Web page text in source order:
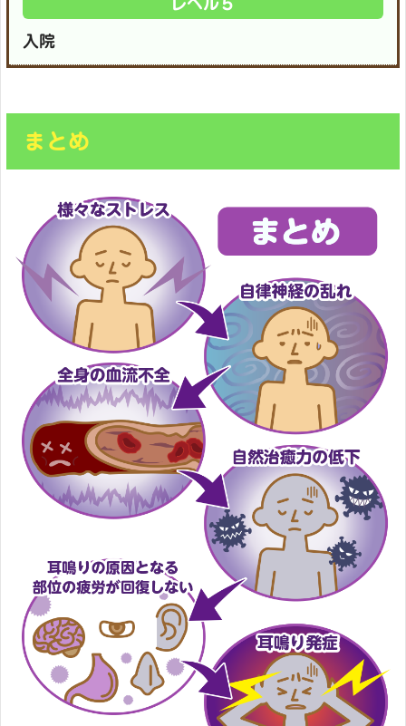
レベル５
入院
まとめ